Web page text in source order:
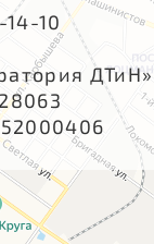
10
ДТиН»